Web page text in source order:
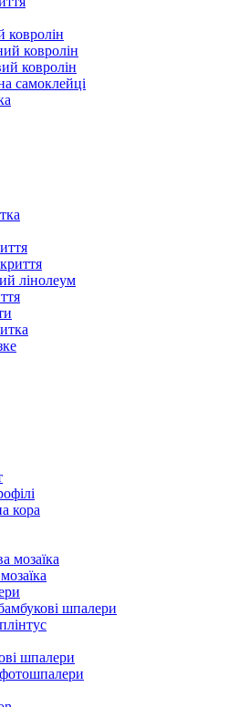
ковролін
ковролін
ковролін
самоклейці
лінолеум
кора
мозаїка
шпалери
шпалери